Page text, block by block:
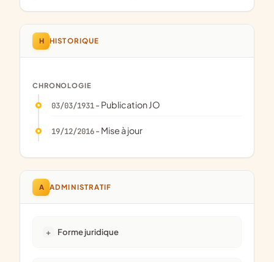
H HISTORIQUE
CHRONOLOGIE
03/03/1931- Publication JO
19/12/2016- Mise à jour
A ADMINISTRATIF
Forme juridique